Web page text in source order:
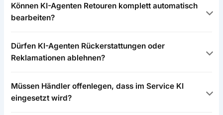
Können KI-Agenten Retouren komplett automatisch
bearbeiten?
Dürfen KI-Agenten Rückerstattungen oder
Reklamationen ablehnen?
Müssen Händler offenlegen, dass im Service KI
eingesetzt wird?